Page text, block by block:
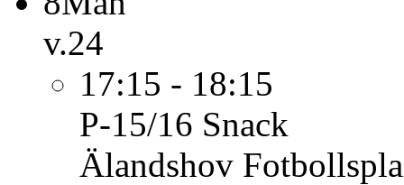
v.24
17:15 - 18:15
P-15/16 Snack
Älandshov